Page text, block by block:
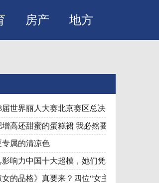
房产 地方
届世界丽人大赛北京赛区总决赛圆满成功
高还甜蜜的蛋糕裙 我必然要来一条！
专属的清凉色
响力中国十大超模，她们凭什么上榜？
女的品格》真要来？四位“女主”的超高衣品